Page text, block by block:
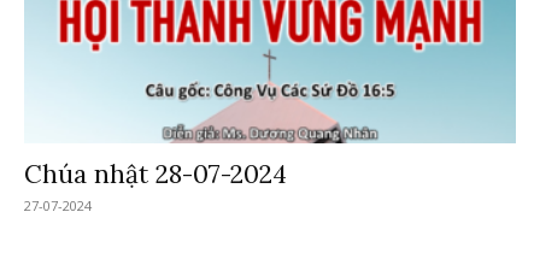
Chúa nhật 28-07-2024
27-07-2024